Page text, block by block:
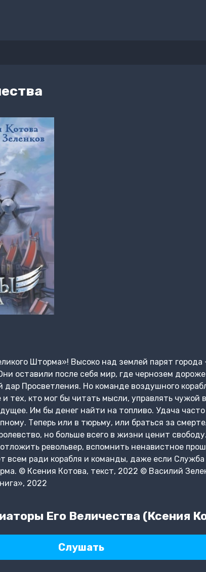
Шторма»! Высоко над землей парят города
оставили после себя мир, где чернозем
дар Просветления. Но команде воздушного
тех, кто мог бы читать мысли, управлять чужой
Им бы денег найти на топливо. Удача
Теперь или в тюрьму, или браться за
но больше всего в жизни ценит
револьвер, вспомнить ненавистное
всем ради корабля и команды, даже если Служба
© Ксения Котова, текст, 2022 © Василий
2022
Его Величества (Ксения
Слушать